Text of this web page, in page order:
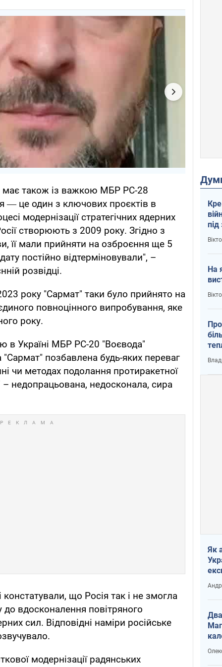
також із важкою МБР РС-28
― це один з ключових проєктів в
модернізації стратегічних ядерних
створюють з 2009 року. Згідно з
її мали прийняти на озброєння ще 5
постійно відтерміновували", –
розвідці.
року "Сармат" таки було прийнято на
повноцінного випробування, яке
року.
в Україні МБР РС-20 "Воєвода"
"Сармат" позбавлена будь-яких переваг
чи методах подолання протиракетної
недопрацьована, недосконала, сира
констатували, що Росія так і не змогла
вдосконалення повітряного
сил. Відповідні наміри російське
модернізації радянських
На
у
Як